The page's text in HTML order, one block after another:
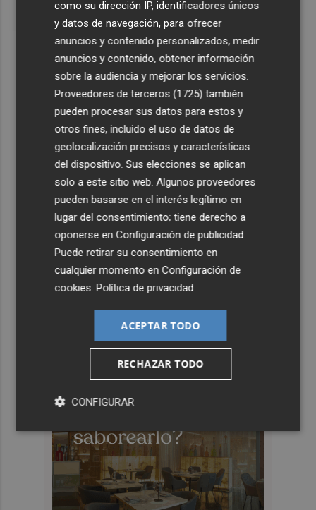
como su dirección IP, identificadores únicos
y datos de navegación, para ofrecer
anuncios y contenido personalizados, medir
anuncios y contenido, obtener información
sobre la audiencia y mejorar los servicios.
Proveedores de terceros (1725) también
pueden procesar sus datos para estos y
otros fines, incluido el uso de datos de
geolocalización precisos y características
del dispositivo. Sus elecciones se aplican
solo a este sitio web. Algunos proveedores
pueden basarse en el interés legítimo en
lugar del consentimiento; tiene derecho a
oponerse enConfiguración de publicidad.
Puede retirar su consentimiento en
cualquier momento enConfiguración de
cookies.Política de privacidad
ACEPTAR TODO
RECHAZAR TODO
CONFIGURAR